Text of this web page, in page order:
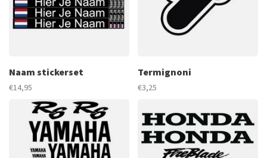
Naam stickerset
€14,95
Termignoni
€3,25